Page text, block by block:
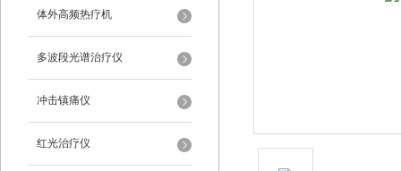
体外高频热疗机
多波段光谱治疗仪
冲击镇痛仪
红光治疗仪